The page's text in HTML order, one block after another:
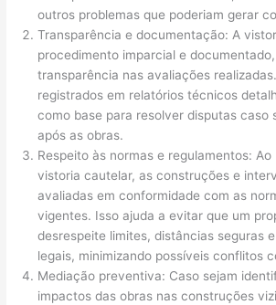
outros problemas que poderiam gerar
Transparência e documentação: A
procedimento imparcial e
transparência nas avaliações
registrados em relatórios técnicos
como base para resolver disputas caso
após as obras.
Respeito às normas e regulamentos: Ao
vistoria cautelar, as construções e
avaliadas em conformidade com as
vigentes. Isso ajuda a evitar que um
desrespeite limites, distâncias seguras
legais, minimizando possíveis conflitos
Mediação preventiva: Caso sejam
impactos das obras nas construções